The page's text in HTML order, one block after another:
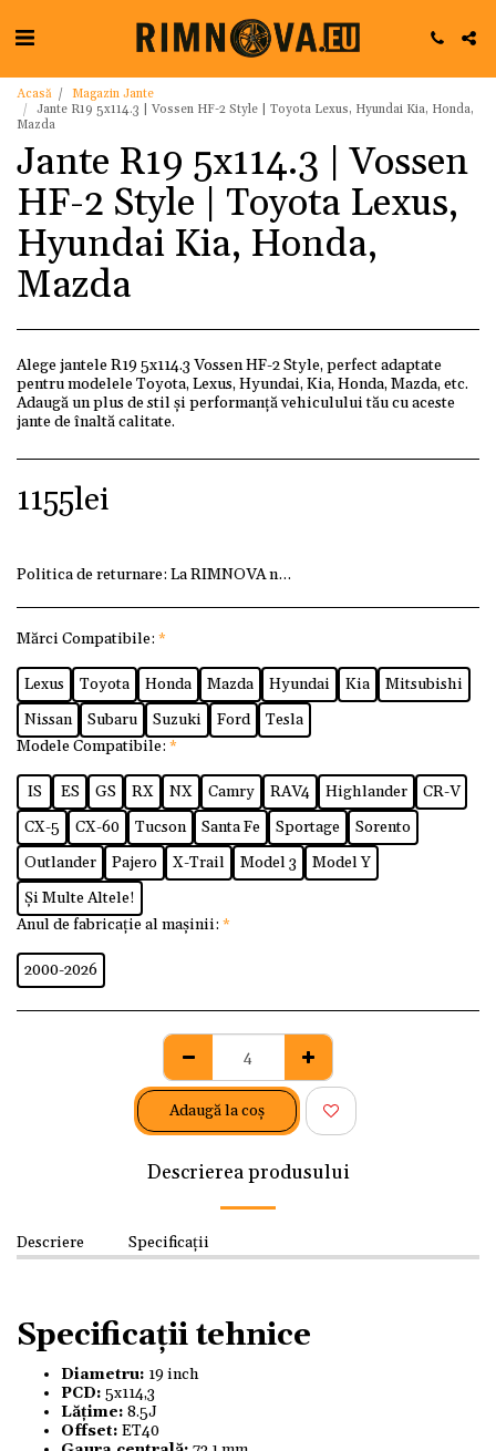
Acasă
Magazin Jante
Jante R19 5x114.3 | Vossen HF-2 Style | Toyota Lexus, Hyundai Kia, Honda,
Mazda
Jante R19 5x114.3 | Vossen
HF-2 Style | Toyota Lexus,
Hyundai Kia, Honda,
Mazda
Alege jantele R19 5x114.3 Vossen HF-2 Style, perfect adaptate
pentru modelele Toyota, Lexus, Hyundai, Kia, Honda, Mazda, etc.
Adaugă un plus de stil și performanță vehiculului tău cu aceste
jante de înaltă calitate.
1155lei
Politica de returnare: La RIMNOVA ne dorim ca fiecare
Mărci Compatibile: *
Lexus Toyota Honda Mazda Hyundai Kia
Mitsubishi
Nissan
Subaru Suzuki Ford
Tesla
Modele Compatibile: *
IS ES GS RX NX Camry RAV4 Highlander
CR-V
CX-5
CX-60 Tucson Santa Fe Sportage
Sorento
Outlander
Pajero X-Trail Model 3
Model Y
Și Multe Altele!
Anul de fabricație al mașinii: *
2000-2026
Adaugă la coş
Descrierea produsului
Descriere Specificații
Specificații tehnice
Diametru: 19 inch
PCD: 5x114,3
Lățime: 8.5J
Offset: ET40